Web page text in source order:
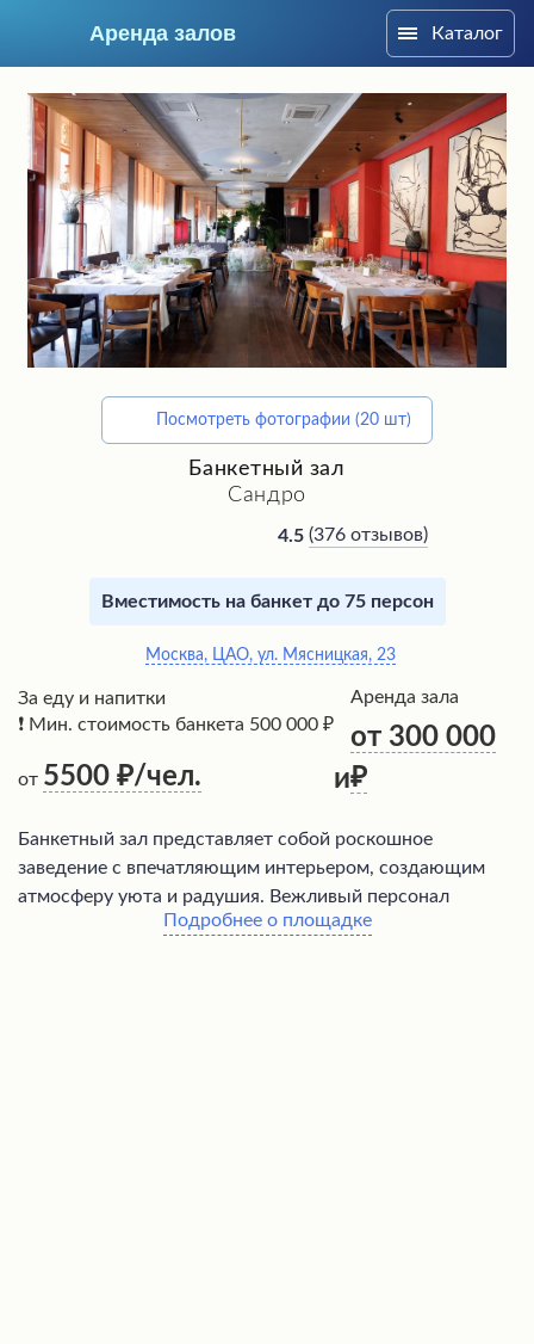
Аренда залов
Подберите мне зал
Каталог
Посмотреть фотографии (20 шт)
Банкетный зал
Сандро
4.5 (376 отзывов)
Вместимость на банкет до 75 персон
Москва, ЦАО, ул. Мясницкая, 23
За еду и напитки
❗ Мин. стоимость банкета 500 000 ₽
от 5500 /чел. и
Аренда зала
от 300 000
Банкетный зал представляет собой роскошное
заведение с впечатляющим интерьером, создающим
атмосферу уюта и радушия. Вежливый персонал
обеспечивает высочайший уровень обслуживания,
Подробнее о площадке